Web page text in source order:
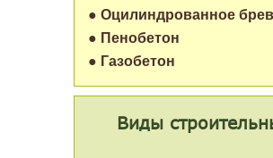
Виды
● Оцилиндрованное
● Пенобетон
● Газобетон